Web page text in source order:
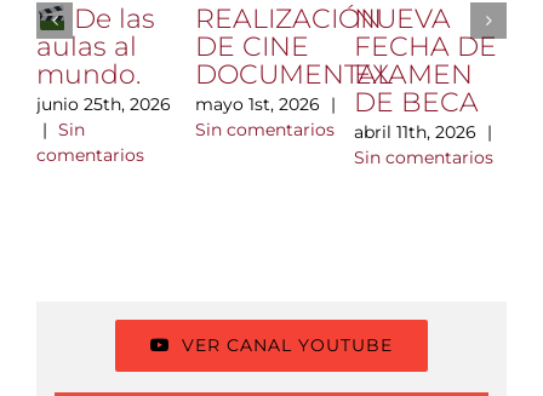
De las
aulas al
mundo.
junio 25th, 2026
| Sin
comentarios
REALIZACIÓN
DE CINE
DOCUMENTAL
mayo 1st, 2026
|
Sin comentarios
NUEVA
FECHA DE
EXAMEN
DE BECA
abril 11th, 2026
|
Sin comentarios
VER CANAL YOUTUBE